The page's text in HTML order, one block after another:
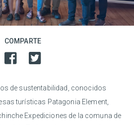
COMPARTE
de sustentabilidad, conocidos
turísticas Patagonia Element,
Expediciones de la comuna de